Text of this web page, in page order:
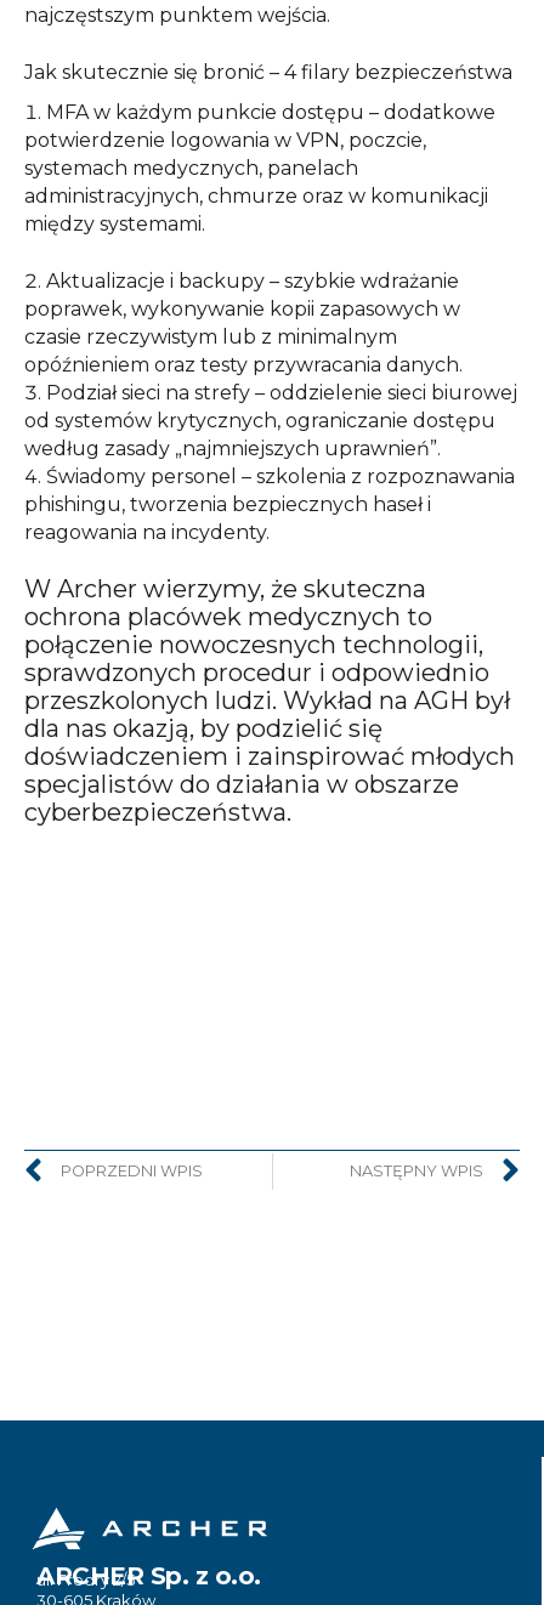
najczęstszym punktem wejścia.
Jak skutecznie się bronić – 4 filary bezpieczeństwa
MFA w każdym punkcie dostępu – dodatkowe
potwierdzenie logowania w VPN, poczcie,
systemach medycznych, panelach
administracyjnych, chmurze oraz w komunikacji
między systemami.
Aktualizacje i backupy – szybkie wdrażanie
poprawek, wykonywanie kopii zapasowych w
czasie rzeczywistym lub z minimalnym
opóźnieniem oraz testy przywracania danych.
Podział sieci na strefy – oddzielenie sieci biurowej
od systemów krytycznych, ograniczanie dostępu
według zasady „najmniejszych uprawnień”.
Świadomy personel – szkolenia z rozpoznawania
phishingu, tworzenia bezpiecznych haseł i
reagowania na incydenty.
W Archer wierzymy, że skuteczna
ochrona placówek medycznych to
połączenie nowoczesnych technologii,
sprawdzonych procedur i odpowiednio
przeszkolonych ludzi. Wykład na AGH był
dla nas okazją, by podzielić się
doświadczeniem i zainspirować młodych
specjalistów do działania w obszarze
cyberbezpieczeństwa.
POPRZEDNI WPIS NASTĘPNY WPIS
ARCHER Sp. z o.o.
ul. Fredry 2/5
30-605 Kraków